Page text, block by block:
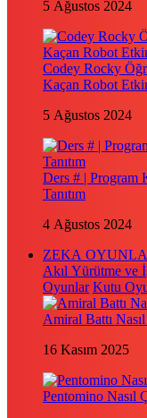
5 Ağustos 2024
Codey Rocky
Kaçan Robot
5 Ağustos 2024
Ders # | Program
Tanıtım
4 Ağustos 2024
ZEKA
Akıl Yürütme ve
Oyunlar Kutu
Amiral Battı
16 Kasım 2025
Pentomino Nasıl